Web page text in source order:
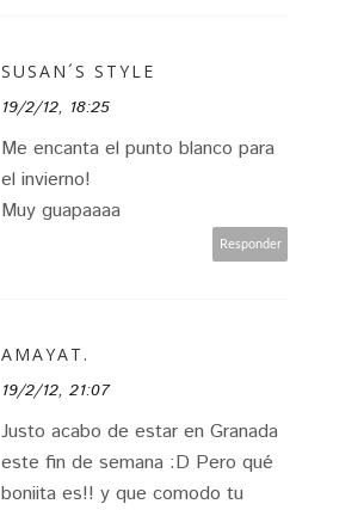
SUSAN´S STYLE
19/2/12, 18:25
Me encanta el punto blanco para
el invierno!
Muy guapaaaa
Responder
AMAYAT.
19/2/12, 21:07
Justo acabo de estar en Granada
este fin de semana :D Pero qué
boniita es!! y que comodo tu